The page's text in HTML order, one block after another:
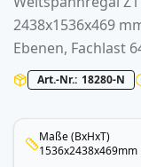
2438x1536x469
Ebenen, Fachlast
Art.-Nr. 18280-N
Maße (BxHxT)
1536x2438x469mm